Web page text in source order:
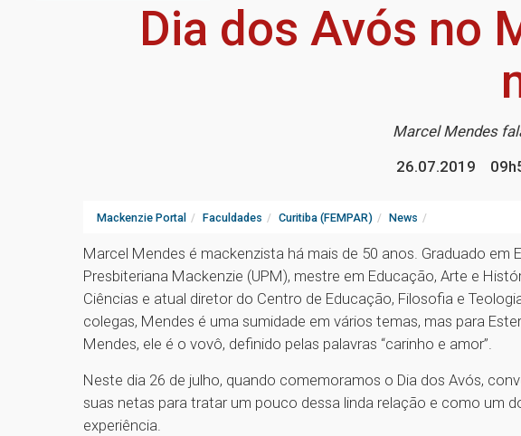
Dia dos Avós no
Marcel Mendes
26.07.2019
Mackenzie Portal Faculdades Curitiba (FEMPAR) News
Marcel Mendes é mackenzista há mais de 50 anos. Graduado em
Presbiteriana Mackenzie (UPM), mestre em Educação, Arte e
Ciências e atual diretor do Centro de Educação, Filosofia e
colegas, Mendes é uma sumidade em vários temas, mas para
Mendes, ele é o vovô, definido pelas palavras “carinho e amor”.
Neste dia 26 de julho, quando comemoramos o Dia dos Avós,
suas netas para tratar um pouco dessa linda relação e como um
experiência.